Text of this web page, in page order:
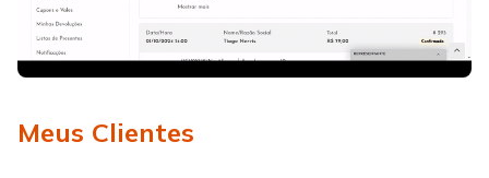
Meus Clientes